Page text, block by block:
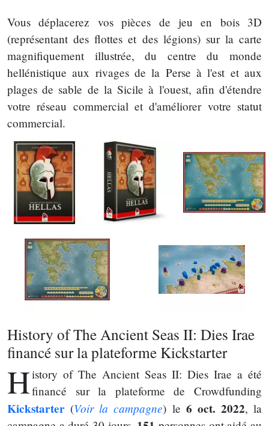
Vous déplacerez vos pièces de jeu en bois 3D
(représentant des flottes et des légions) sur la carte
magnifiquement illustrée, du centre du monde
hellénistique aux rivages de la Perse à l'est et aux
plages de sable de la Sicile à l'ouest, afin d'étendre
votre réseau commercial et d'améliorer votre statut
commercial.
History of The Ancient Seas II: Dies Irae
financé sur la plateforme Kickstarter
History of The Ancient Seas II: Dies Irae a été
financé sur la plateforme de Crowdfunding
Kickstarter (Voir la campagne) le 6 oct. 2022, la